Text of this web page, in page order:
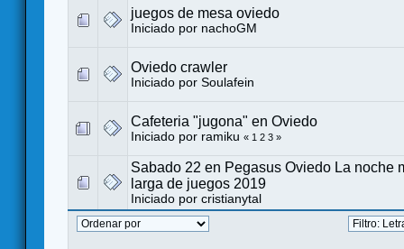
juegos de mesa oviedo
Iniciado por nachoGM
Oviedo crawler
Iniciado por Soulafein
Cafeteria "jugona" en Oviedo
Iniciado por ramiku « 1 2 3 »
Sabado 22 en Pegasus Oviedo La noche
larga de juegos 2019
Iniciado por cristianytal